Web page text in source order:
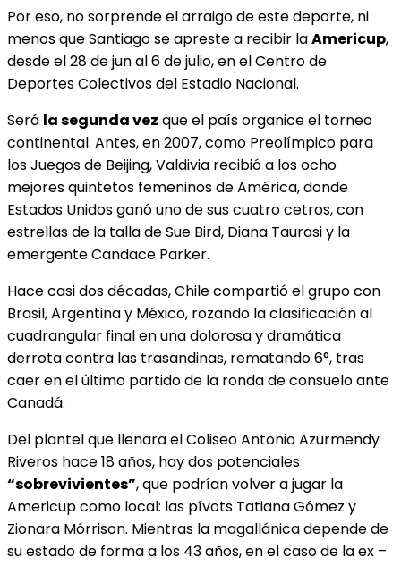
Por eso, no sorprende el arraigo de este deporte, ni
menos que Santiago se apreste a recibir laAmericup,
desde el 28 de jun al 6 de julio, en el Centro de
Deportes Colectivos del Estadio Nacional.
Será la segunda vez que el país organice el torneo
continental. Antes, en 2007, como Preolímpico para
los Juegos de Beijing, Valdivia recibió a los ocho
mejores quintetos femeninos de América, donde
Estados Unidos ganó uno de sus cuatro cetros, con
estrellas de la talla de Sue Bird, Diana Taurasi y la
emergente Candace Parker.
Hace casi dos décadas, Chile compartió el grupo con
Brasil, Argentina y México, rozando la clasificación al
cuadrangular final en una dolorosa y dramática
derrota contra las trasandinas, rematando 6°, tras
caer en el último partido de la ronda de consuelo ante
Canadá.
Del plantel que llenara el Coliseo Antonio Azurmendy
Riveros hace 18 años, hay dos potenciales
“sobrevivientes”, que podrían volver a jugar la
Americup como local: las pívots Tatiana Gómez y
Zionara Mórrison. Mientras la magallánica depende de
su estado de forma a los 43 años, en el caso de la ex –